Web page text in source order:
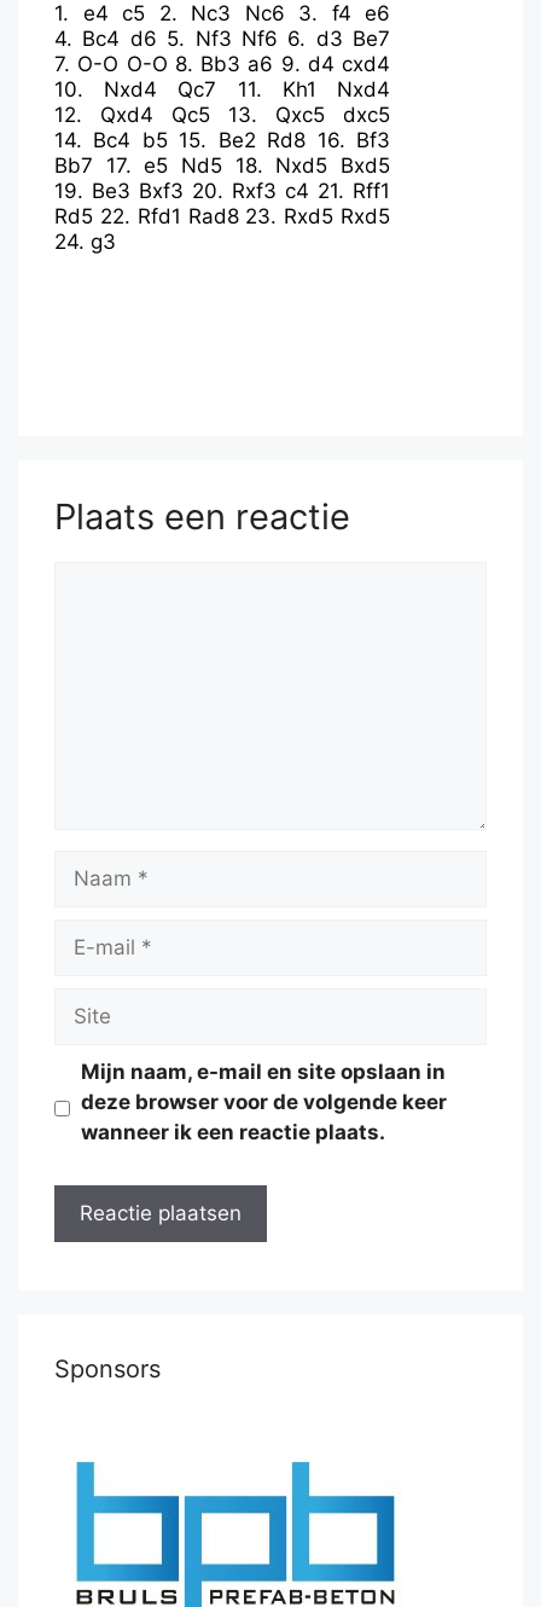
1. e4 c5 2. Nc3 Nc6 3. f4 e6
4. Bc4 d6 5. Nf3 Nf6 6. d3 Be7
7. O-O O-O 8. Bb3 a6 9. d4 cxd4
10. Nxd4 Qc7 11. Kh1
Nxd4
12. Qxd4 Qc5 13. Qxc5
dxc5
14. Bc4 b5 15. Be2 Rd8 16. Bf3
Bb7
17.e5 Nd5 18. Nxd5 Bxd5
19. Be3 Bxf3 20. Rxf3 c4 21. Rff1
Rd5 22. Rfd1 Rad8 23. Rxd5 Rxd5
24. g3
Plaats een reactie
Naam
Site
Mijn naam, e-mail en site opslaan in
deze browser voor de volgende keer
wanneer ik een reactie plaats.
Sponsors